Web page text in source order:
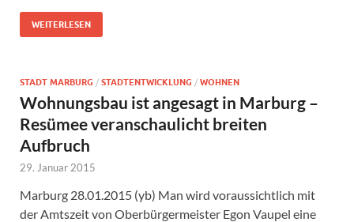
WEITERLESEN
STADT MARBURG / STADTENTWICKLUNG / WOHNEN
Wohnungsbau ist angesagt in Marburg –
Resümee veranschaulicht breiten
Aufbruch
29. Januar 2015
Marburg 28.01.2015 (yb) Man wird voraussichtlich mit
der Amtszeit von Oberbürgermeister Egon Vaupel eine